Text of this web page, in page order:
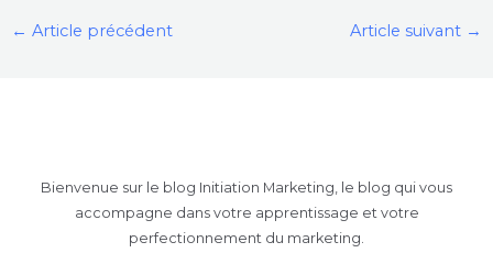
← Article précédent Article suivant →
Bienvenue sur le blog Initiation Marketing, le blog qui vous
accompagne dans votre apprentissage et votre
perfectionnement du marketing.